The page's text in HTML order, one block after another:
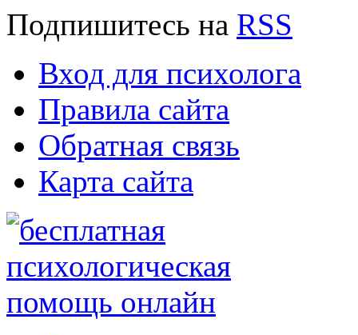
Подпишитесь на RSS
Вход для психолога
Правила сайта
Обратная связь
Карта сайта